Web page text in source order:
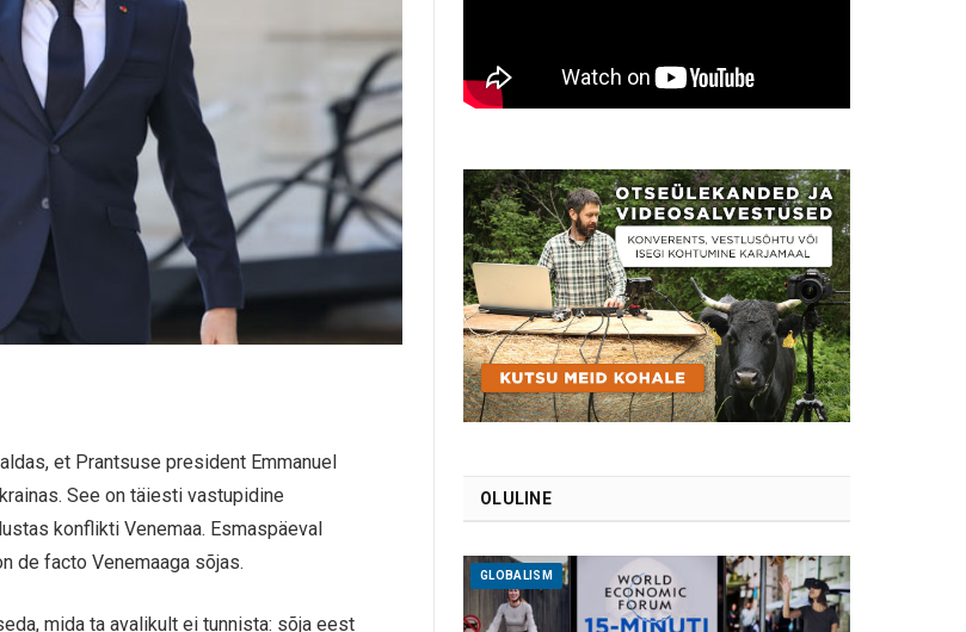
et Prantsuse president Emmanuel
See on täiesti vastupidine
konflikti Venemaa. Esmaspäeval
de facto Venemaaga sõjas.
mida ta avalikult ei tunnista: sõja eest
OLULINE
GLOBALISM